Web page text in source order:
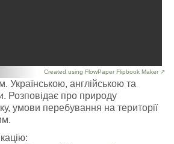
Created using FlowPaper Flipbook Maker ↗
Українською, англійською та
Розповідає про природу
умови перебування на території